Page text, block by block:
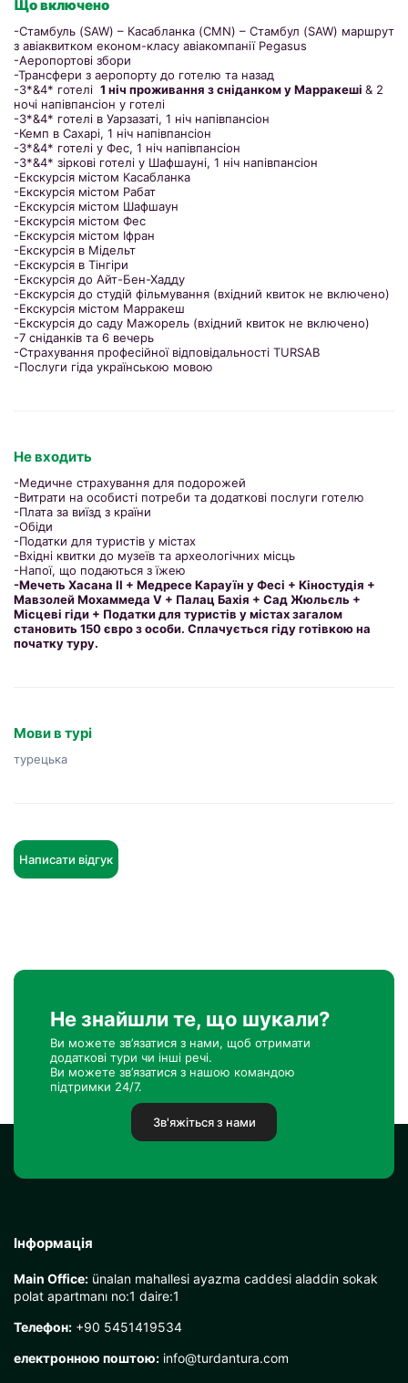
Що включено
-Стамбуль (SAW) – Касабланка (CMN) – Стамбул (SAW) маршрут
з авіаквитком економ-класу авіакомпанії Pegasus
-Аеропортові збори
-Трансфери з аеропорту до готелю та назад
-3*&4* готелі 1 ніч проживання з сніданком у Марракеші & 2
ночі напівпансіон у готелі
-3*&4* готелі в Уарзазаті, 1 ніч напівпансіон
-Кемп в Сахарі, 1 ніч напівпансіон
-3*&4* готелі у Фес, 1 ніч напівпансіон
-3*&4* зіркові готелі у Шафшауні, 1 ніч напівпансіон
-Екскурсія містом Касабланка
-Екскурсія містом Рабат
-Екскурсія містом Шафшаун
-Екскурсія містом Фес
-Екскурсія містом Іфран
-Екскурсія в Мідельт
-Екскурсія в Тінгіри
-Екскурсія до Айт-Бен-Хадду
-Екскурсія до студій фільмування (вхідний квиток не включено)
-Екскурсія містом Марракеш
-Екскурсія до саду Мажорель (вхідний квиток не включено)
-7 сніданків та 6 вечерь
-Страхування професійної відповідальності TURSAB
-Послуги гіда українською мовою
Не входить
-Медичне страхування для подорожей
-Витрати на особисті потреби та додаткові послуги готелю
-Плата за виїзд з країни
-Обіди
-Податки для туристів у містах
-Вхідні квитки до музеїв та археологічних місць
-Напої, що подаються з їжею
-Мечеть Хасана II + Медресе Карауїн у Фесі + Кіностудія +
Мавзолей Мохаммеда V + Палац Бахія + Сад Жюльєль +
Місцеві гіди + Податки для туристів у містах загалом
становить 150 євро з особи. Сплачується гіду готівкою на
початку туру.
Мови в турі
турецька
Написати відгук
Не знайшли те, що шукали?
Ви можете зв’язатися з нами, щоб отримати
додаткові тури чи інші речі.
Ви можете зв’язатися з нашою командою
підтримки 24/7.
Зв'яжіться з нами
Інформація
Main Office: ünalan mahallesi ayazma caddesi aladdin sokak
polat apartmanı no:1 daire:1
Телефон: +90 5451419534
електронною поштою: info@turdantura.com